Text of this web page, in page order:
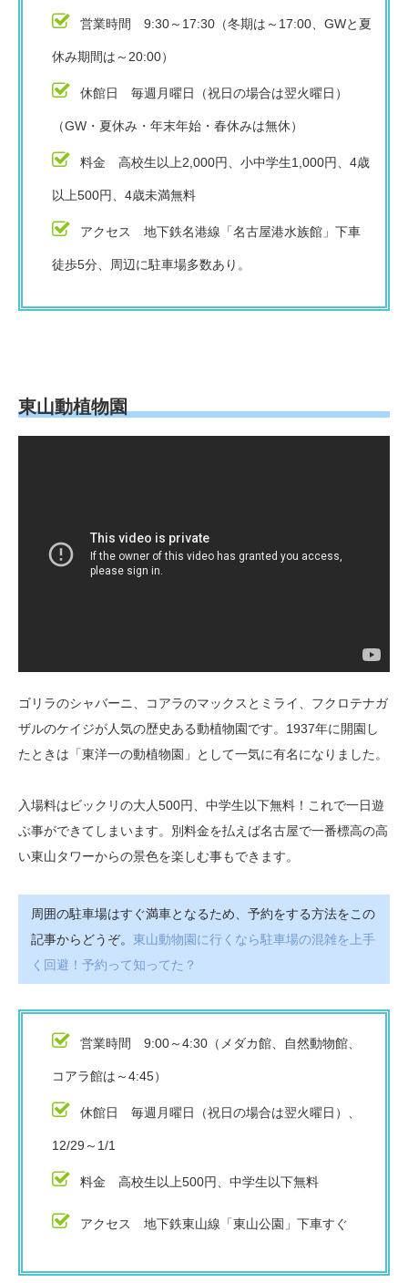
営業時間 9:30～17:30（冬期は～17:00、GWと夏
休み期間は～20:00）
休館日 毎週月曜日（祝日の場合は翌火曜日）
（GW・夏休み・年末年始・春休みは無休）
料金 高校生以上2,000円、小中学生1,000円、4歳
以上500円、4歳未満無料
アクセス 地下鉄名港線「名古屋港水族館」下車
徒歩5分、周辺に駐車場多数あり。
東山動植物園
ゴリラのシャバーニ、コアラのマックスとミライ、フクロテナガ
ザルのケイジが人気の歴史ある動植物園です。1937年に開園し
たときは「東洋一の動植物園」として一気に有名になりました。
入場料はビックリの大人500円、中学生以下無料！これで一日遊
ぶ事ができてしまいます。別料金を払えば名古屋で一番標高の高
い東山タワーからの景色を楽しむ事もできます。
周囲の駐車場はすぐ満車となるため、予約をする方法をこの
記事からどうぞ。 東山動物園に行くなら駐車場の混雑を上手
く回避！予約って知ってた？
営業時間 9:00～4:30（メダカ館、自然動物館、
コアラ館は～4:45）
休館日 毎週月曜日（祝日の場合は翌火曜日）、
12/29～1/1
料金 高校生以上500円、中学生以下無料
アクセス 地下鉄東山線「東山公園」下車すぐ